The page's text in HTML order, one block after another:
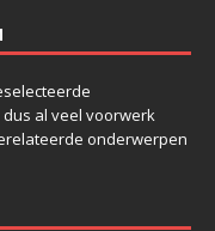
al veel voorwerk
onderwerpen